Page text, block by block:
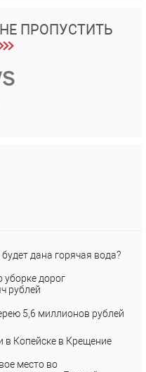
ПРОПУСТИТЬ
дана горячая вода?
уборке дорог
рублей
5,6 миллионов рублей
в Копейске в Крещение
место во